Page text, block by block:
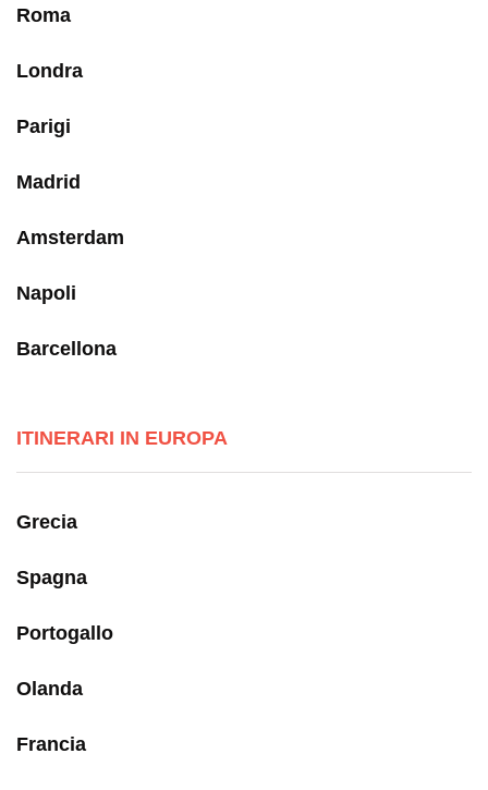
Roma
Londra
Parigi
Madrid
Amsterdam
Napoli
Barcellona
ITINERARI IN EUROPA
Grecia
Spagna
Portogallo
Olanda
Francia